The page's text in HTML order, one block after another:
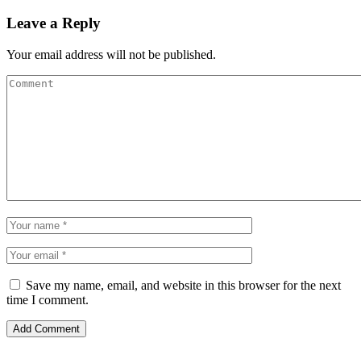
Leave a Reply
Your email address will not be published.
Save my name, email, and website in this browser for the next
time I comment.